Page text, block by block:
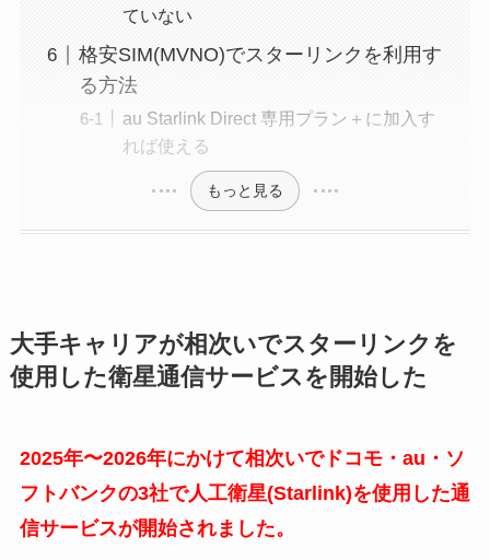
ていない
格安SIM(MVNO)でスターリンクを利用す
る方法
au Starlink Direct 専用プラン＋に加入す
れば使える
もっと見る
大手キャリアが相次いでスターリンクを
使用した衛星通信サービスを開始した
2025年〜2026年にかけて相次いでドコモ・au・ソ
フトバンクの3社で人工衛星(Starlink)を使用した通
信サービスが開始されました。